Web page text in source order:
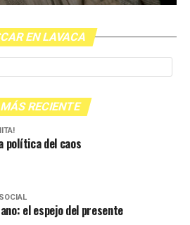
EN LAVACA
RECIENTE
política del caos
el espejo del presente